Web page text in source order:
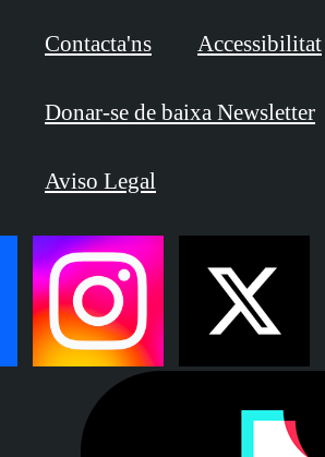
Contacta'ns Accessibilitat
Donar-se de baixa Newsletter
Aviso Legal